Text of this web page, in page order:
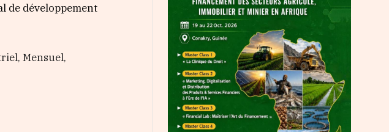
de développement
Mensuel,